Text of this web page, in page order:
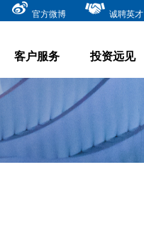
官方微博 诚聘英才
客户服务 投资远见